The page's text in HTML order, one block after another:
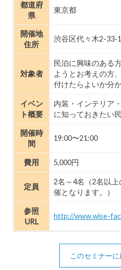
都道府
県
東京都
開催地
住所
渋谷区代々木2-33-1
対象者
民泊に興味のある
ようとお考えの方
付けたらよいか分
イベン
ト概要
内装・インテリア
に知っておきたい
開催時
間
19:00〜21:00
費用 5,000円
定員
2名～4名（2名以
催となります。）
参照
URL
http://www.wise-
このセミナー